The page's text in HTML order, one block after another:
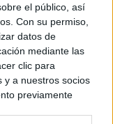
el público, así
Con su permiso,
datos de
mediante las
clic para
y a nuestros socios
previamente